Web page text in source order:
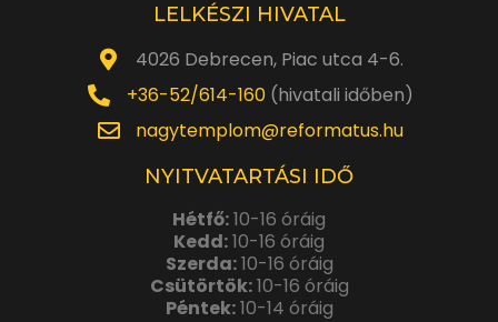
LELKÉSZI HIVATAL
4026 Debrecen, Piac utca 4-6.
+36-52/614-160(hivatali időben)
nagytemplom@reformatus.hu
NYITVATARTÁSI IDŐ
Hétfő:10-16 óráig
Kedd:10-16 óráig
Szerda:10-16 óráig
Csütörtök:10-16 óráig
Péntek:10-14 óráig